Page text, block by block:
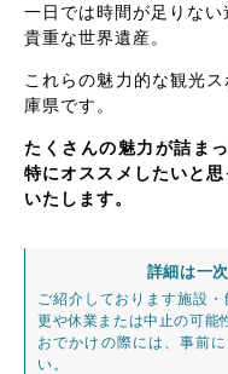
一日では時間が足りない
貴重な世界遺産。
これらの魅力的な観光
庫県です。
たくさんの魅力が詰ま
特にオススメしたいと
いたします。
詳細は一
ご紹介しております施設
更や休業または中止の可能
おでかけの際には、事前
い。